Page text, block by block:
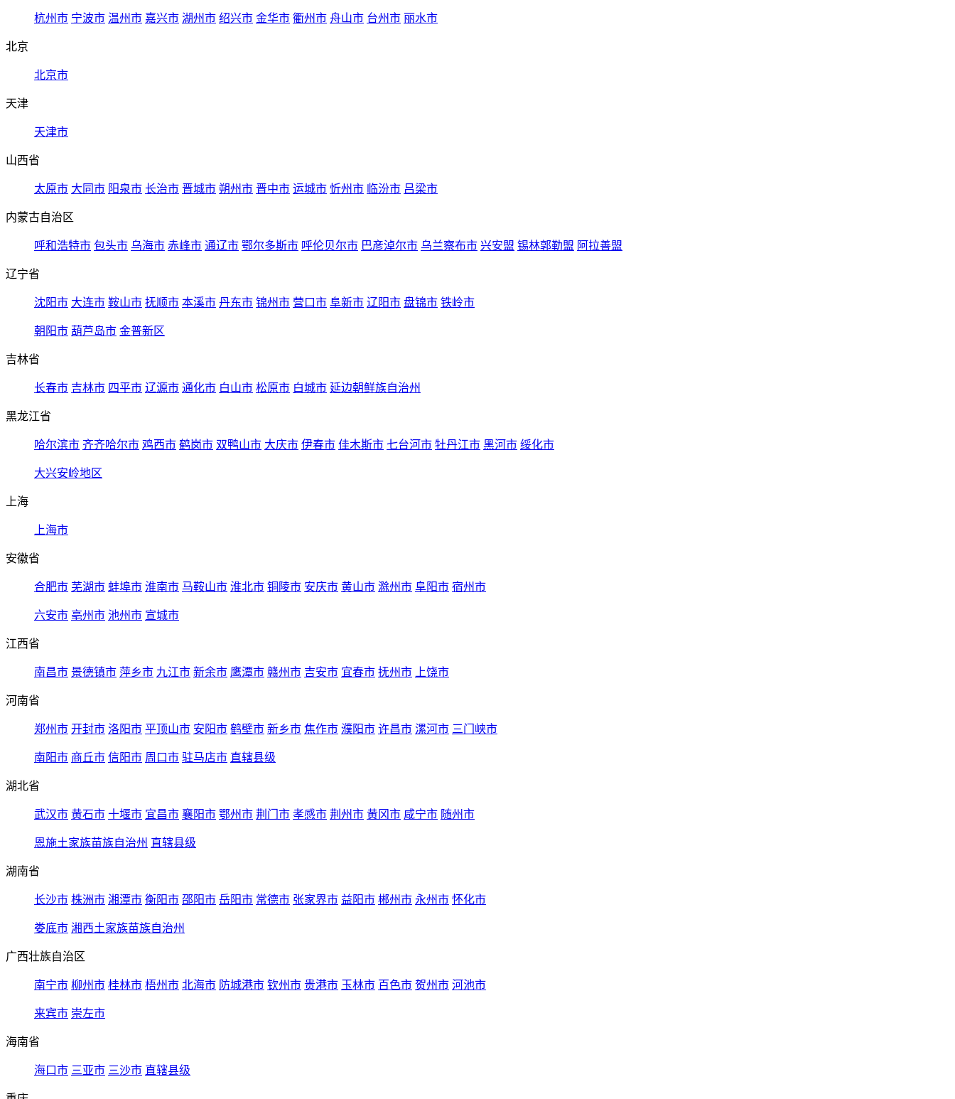
杭州市 宁波市 温州市 嘉兴市 湖州市 绍兴市 金华市 衢州市 舟山市 台州市 丽水市
北京
北京市
天津
天津市
山西省
太原市 大同市 阳泉市 长治市 晋城市 朔州市 晋中市 运城市 忻州市 临汾市 吕梁市
内蒙古自治区
呼和浩特市 包头市 乌海市 赤峰市 通辽市 鄂尔多斯市 呼伦贝尔市 巴彦淖尔市 乌兰察布市 兴安盟 锡林郭勒盟 阿拉善盟
辽宁省
沈阳市 大连市 鞍山市 抚顺市 本溪市 丹东市 锦州市 营口市 阜新市 辽阳市 盘锦市 铁岭市
朝阳市 葫芦岛市 金普新区
吉林省
长春市 吉林市 四平市 辽源市 通化市 白山市 松原市 白城市 延边朝鲜族自治州
黑龙江省
哈尔滨市 齐齐哈尔市 鸡西市 鹤岗市 双鸭山市 大庆市 伊春市 佳木斯市 七台河市 牡丹江市 黑河市 绥化市
大兴安岭地区
上海
上海市
安徽省
合肥市 芜湖市 蚌埠市 淮南市 马鞍山市 淮北市 铜陵市 安庆市 黄山市 滁州市 阜阳市 宿州市
六安市 亳州市 池州市 宣城市
江西省
南昌市 景德镇市 萍乡市 九江市 新余市 鹰潭市 赣州市 吉安市 宜春市 抚州市 上饶市
河南省
郑州市 开封市 洛阳市 平顶山市 安阳市 鹤壁市 新乡市 焦作市 濮阳市 许昌市 漯河市 三门峡市
南阳市 商丘市 信阳市 周口市 驻马店市 直辖县级
湖北省
武汉市 黄石市 十堰市 宜昌市 襄阳市 鄂州市 荆门市 孝感市 荆州市 黄冈市 咸宁市 随州市
恩施土家族苗族自治州 直辖县级
湖南省
长沙市 株洲市 湘潭市 衡阳市 邵阳市 岳阳市 常德市 张家界市 益阳市 郴州市 永州市 怀化市
娄底市 湘西土家族苗族自治州
广西壮族自治区
南宁市 柳州市 桂林市 梧州市 北海市 防城港市 钦州市 贵港市 玉林市 百色市 贺州市 河池市
来宾市 崇左市
海南省
海口市 三亚市 三沙市 直辖县级